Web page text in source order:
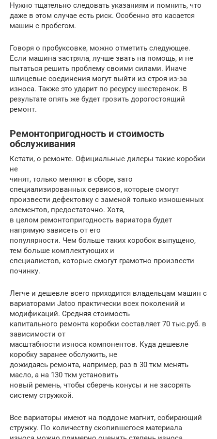
Нужно тщательно следовать указаниям и помнить, что
даже в этом случае есть риск. Особенно это касается
машин с пробегом.
Говоря о пробуксовке, можно отметить следующее.
Если машина застряла, лучше звать на помощь, и не
пытаться решить проблему своими силами. Иначе
шлицевые соединения могут выйти из строя из-за
износа. Также это ударит по ресурсу шестеренок. В
результате опять же будет грозить дорогостоящий
ремонт.
Ремонтопригодность и стоимость
обслуживания
Кстати, о ремонте. Официальные дилеры такие коробки
не
чинят, только меняют в сборе, зато
специализированных сервисов, которые смогут
произвести дефектовку с заменой только изношенных
элементов, предостаточно. Хотя,
в целом ремонтопригодность вариатора будет
напрямую зависеть от его
популярности. Чем больше таких коробок выпущено,
тем больше комплектующих и
специалистов, которые смогут грамотно произвести
починку.
Легче и дешевле всего приходится владельцам машин с
вариаторами Jatco практически всех поколений и
модификаций. Средняя стоимость
капитального ремонта коробки составляет 70 тыс.руб. в
зависимости от
масштабности износа компонентов. Куда дешевле
коробку заранее обслужить, не
дожидаясь ремонта, например, раз в 30 ткм менять
масло, а на 130 ткм установить
новый ремень, чтобы сберечь конусы и не засорять
систему стружкой.
Все вариаторы имеют на поддоне магнит, собирающий
стружку. По количеству скопившегося материала